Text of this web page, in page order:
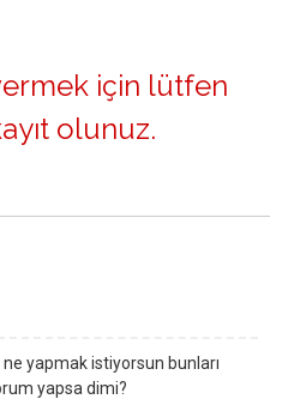
için lütfen
olunuz.
yapmak istiyorsun bunları
yapsa dimi?